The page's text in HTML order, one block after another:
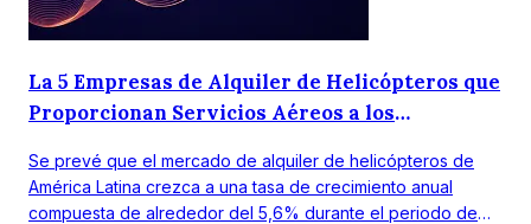
La 5 Empresas de Alquiler de Helicópteros que
Proporcionan Servicios Aéreos a los
Se prevé que el mercado de alquiler de helicópteros de
América Latina crezca a una tasa de crecimiento anual
compuesta de alrededor del 5,6% durante el periodo de